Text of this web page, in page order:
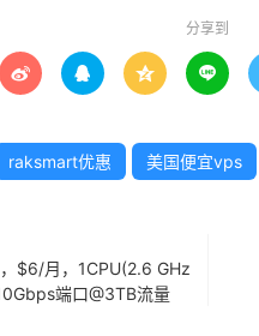
分享到
   
raksmart优惠 美国便宜vps
$6/月，1CPU(2.6 GHz
端口@3TB流量